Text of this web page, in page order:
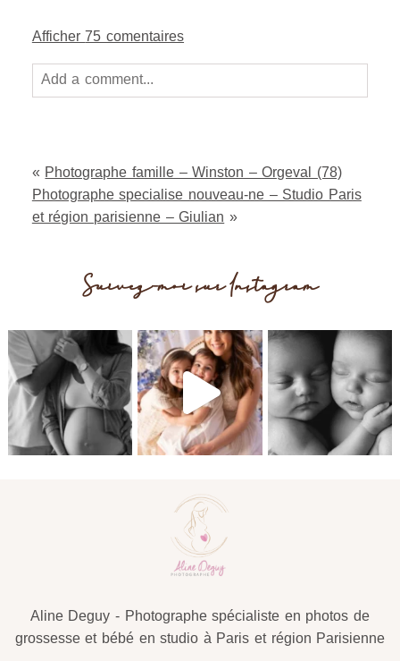
Afficher75 comentaires
Add a comment...
Post Comment
« Photographe famille – Winston – Orgeval (78)
Photographe specialise nouveau-ne – Studio Paris
et région parisienne – Giulian »
Suivez-moi sur Instagram
Aline Deguy - Photographe spécialiste en photos de
grossesse et bébé en studio à Paris et région Parisienne